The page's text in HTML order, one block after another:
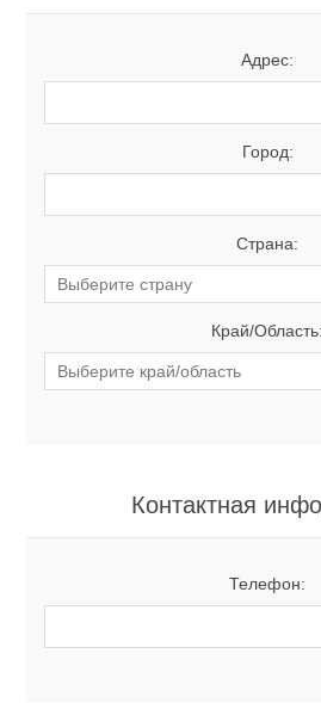
Адрес:
Город:
Страна:
Край/Область:
Контактная
Телефон: